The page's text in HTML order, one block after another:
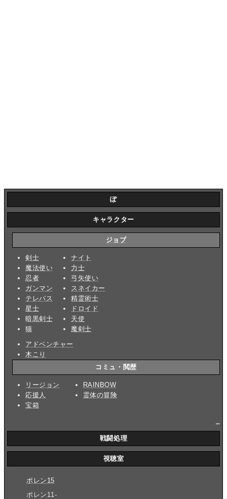
ぽ
キャラクター
ジョブ
剣士
魔法使い
忍者
ガンマン
テレパス
星士
暗黒剣士
猫
ナイト
力士
弓矢使い
スネイカー
精霊術士
ドロイド
天使
魔剣士
アドベンチャー
木こり
コミュ・閲歴
リージョン
応援人
宝箱
RAINBOW
霊体の冒険
戦闘処理
視聴室
ポレン15
ポレン11-